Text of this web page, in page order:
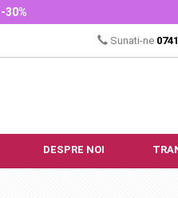
30%
Sunati-ne
DESPRE NOI